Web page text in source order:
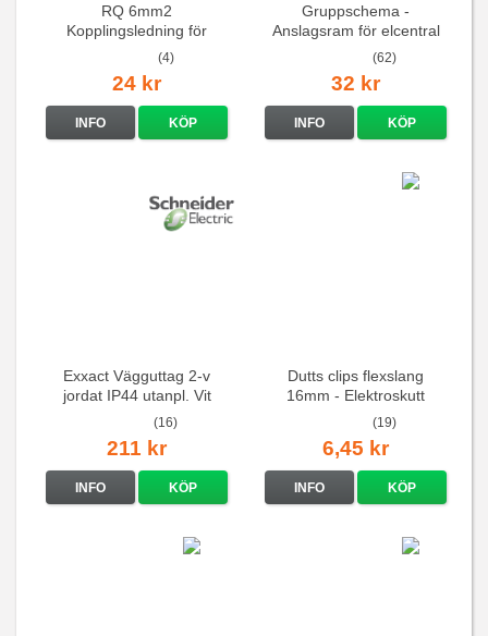
RQ 6mm2
Kopplingsledning för
elcentraler mm
(4)
24 kr
INFO KÖP
Gruppschema -
Anslagsram för elcentral
(62)
32 kr
INFO KÖP
Exxact Vägguttag 2-v
jordat IP44 utanpl. Vit
(16)
211 kr
INFO KÖP
Dutts clips flexslang
16mm - Elektroskutt
(19)
6,45 kr
INFO KÖP